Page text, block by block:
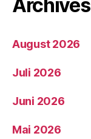
Archives
August 2026
Juli 2026
Juni 2026
Mai 2026